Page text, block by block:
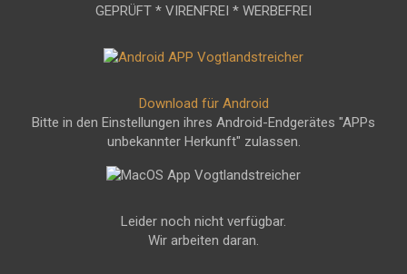
GEPRÜFT * VIRENFREI * WERBEFREI
Download für Android
Bitte in den Einstellungen ihres Android-Endgerätes "APPs
unbekannter Herkunft" zulassen.
Leider noch nicht verfügbar.
Wir arbeiten daran.